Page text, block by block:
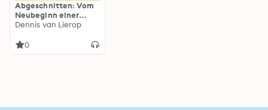
Abgeschnitten: Vom
Neubeginn einer
Branche
Dennis van Lierop
0